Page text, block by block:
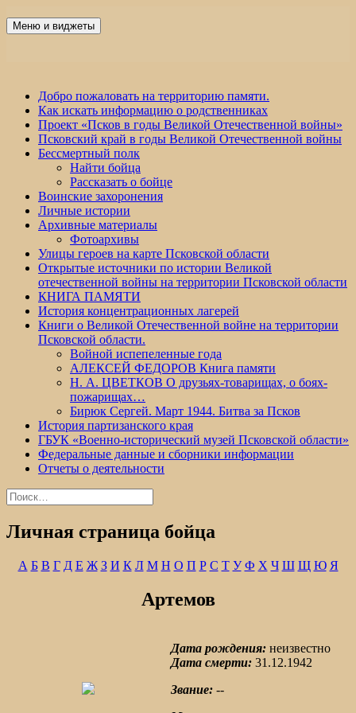
Победа 60
Меню и виджеты
Добро пожаловать на территорию памяти.
Как искать информацию о родственниках
Проект «Псков в годы Великой Отечественной войны»
Псковский край в годы Великой Отечественной войны
Бессмертный полк
Найти бойца
Рассказать о бойце
Воинские захоронения
Личные истории
Архивные материалы
Фотоархивы
Улицы героев на карте Псковской области
Открытые источники по истории Великой
отечественной войны на территории Псковской области
КНИГА ПАМЯТИ
История концентрационных лагерей
Книги о Великой Отечественной войне на территории
Псковской области.
Войной испепеленные года
АЛЕКСЕЙ ФЕДОРОВ Книга памяти
Н. А. ЦВЕТКОВ О друзьях-товарищах, о боях-
пожарищах…
Бирюк Сергей. Март 1944. Битва за Псков
История партизанского края
ГБУК «Военно-исторический музей Псковской области»
Федеральные данные и сборники информации
Отчеты о деятельности
Найти:
Личная страница бойца
А Б В Г Д Е Ж З И К Л М Н О П Р С Т У Ф Х Ч Ш Щ Ю Я
Артемов
Дата рождения: неизвестно
Дата смерти: 31.12.1942
Звание: --